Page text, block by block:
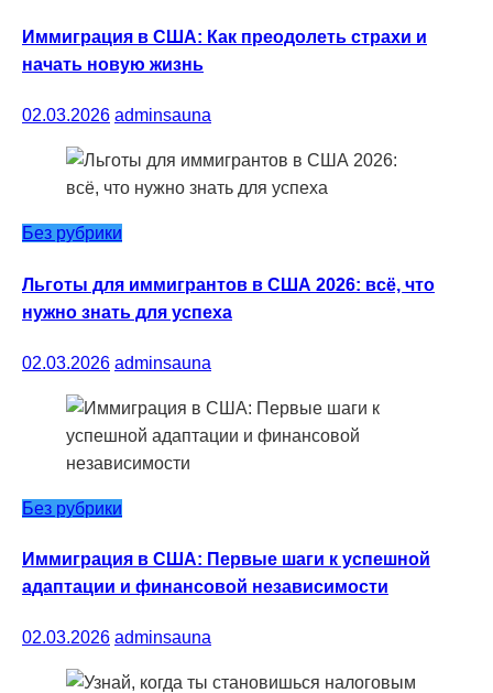
Иммиграция в США: Как преодолеть страхи и
начать новую жизнь
02.03.2026 adminsauna
Без рубрики
Льготы для иммигрантов в США 2026: всё, что
нужно знать для успеха
02.03.2026 adminsauna
Без рубрики
Иммиграция в США: Первые шаги к успешной
адаптации и финансовой независимости
02.03.2026 adminsauna